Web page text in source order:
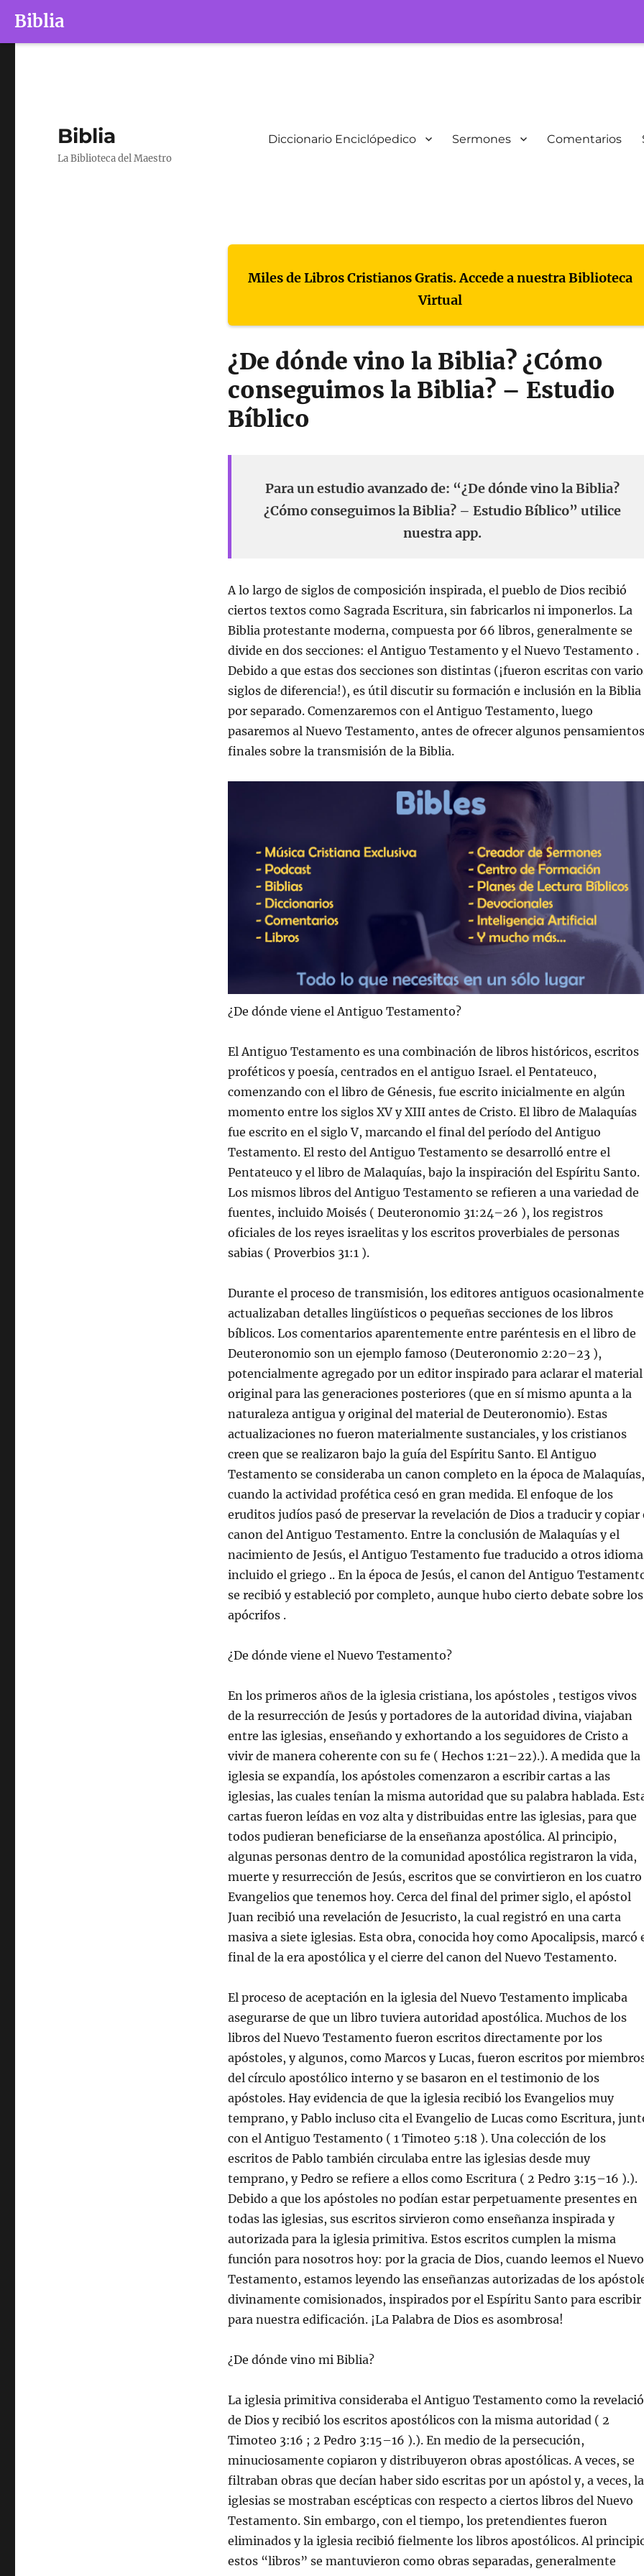
Biblia
Biblia
La Biblioteca del Maestro
Diccionario Enciclópedico Sermones Comentarios
Miles de Libros Cristianos Gratis. Accede a nuestra Biblioteca
Virtual
¿De dónde vino la Biblia? ¿Cómo
conseguimos la Biblia? – Estudio
Bíblico
Para un estudio avanzado de: “¿De dónde vino la Biblia?
¿Cómo conseguimos la Biblia? – Estudio Bíblico” utilice
nuestra app.
A lo largo de siglos de composición inspirada, el pueblo de Dios recibió
ciertos textos como Sagrada Escritura, sin fabricarlos ni imponerlos. La
Biblia protestante moderna, compuesta por 66 libros, generalmente se
divide en dos secciones: el Antiguo Testamento y el Nuevo Testamento .
Debido a que estas dos secciones son distintas (¡fueron escritas con
siglos de diferencia!), es útil discutir su formación e inclusión en la Biblia
por separado. Comenzaremos con el Antiguo Testamento, luego
pasaremos al Nuevo Testamento, antes de ofrecer algunos pensamientos
finales sobre la transmisión de la Biblia.
¿De dónde viene el Antiguo Testamento?
El Antiguo Testamento es una combinación de libros históricos, escritos
proféticos y poesía, centrados en el antiguo Israel. el Pentateuco,
comenzando con el libro de Génesis, fue escrito inicialmente en algún
momento entre los siglos XV y XIII antes de Cristo. El libro de Malaquías
fue escrito en el siglo V, marcando el final del período del Antiguo
Testamento. El resto del Antiguo Testamento se desarrolló entre el
Pentateuco y el libro de Malaquías, bajo la inspiración del Espíritu Santo.
Los mismos libros del Antiguo Testamento se refieren a una variedad de
fuentes, incluido Moisés ( Deuteronomio 31:24–26 ), los registros
oficiales de los reyes israelitas y los escritos proverbiales de personas
sabias ( Proverbios 31:1 ).
Durante el proceso de transmisión, los editores antiguos ocasionalmente
actualizaban detalles lingüísticos o pequeñas secciones de los libros
bíblicos. Los comentarios aparentemente entre paréntesis en el libro de
Deuteronomio son un ejemplo famoso (Deuteronomio 2:20–23 ),
potencialmente agregado por un editor inspirado para aclarar el material
original para las generaciones posteriores (que en sí mismo apunta a la
naturaleza antigua y original del material de Deuteronomio). Estas
actualizaciones no fueron materialmente sustanciales, y los cristianos
creen que se realizaron bajo la guía del Espíritu Santo. El Antiguo
Testamento se consideraba un canon completo en la época de Malaquías,
cuando la actividad profética cesó en gran medida. El enfoque de los
eruditos judíos pasó de preservar la revelación de Dios a traducir y copiar
canon del Antiguo Testamento. Entre la conclusión de Malaquías y el
nacimiento de Jesús, el Antiguo Testamento fue traducido a otros
incluido el griego .. En la época de Jesús, el canon del Antiguo
se recibió y estableció por completo, aunque hubo cierto debate sobre los
apócrifos .
¿De dónde viene el Nuevo Testamento?
En los primeros años de la iglesia cristiana, los apóstoles , testigos vivos
de la resurrección de Jesús y portadores de la autoridad divina, viajaban
entre las iglesias, enseñando y exhortando a los seguidores de Cristo a
vivir de manera coherente con su fe ( Hechos 1:21–22).). A medida que la
iglesia se expandía, los apóstoles comenzaron a escribir cartas a las
iglesias, las cuales tenían la misma autoridad que su palabra hablada.
cartas fueron leídas en voz alta y distribuidas entre las iglesias, para que
todos pudieran beneficiarse de la enseñanza apostólica. Al principio,
algunas personas dentro de la comunidad apostólica registraron la vida,
muerte y resurrección de Jesús, escritos que se convirtieron en los cuatro
Evangelios que tenemos hoy. Cerca del final del primer siglo, el apóstol
Juan recibió una revelación de Jesucristo, la cual registró en una carta
masiva a siete iglesias. Esta obra, conocida hoy como Apocalipsis, marcó
final de la era apostólica y el cierre del canon del Nuevo Testamento.
El proceso de aceptación en la iglesia del Nuevo Testamento implicaba
asegurarse de que un libro tuviera autoridad apostólica. Muchos de los
libros del Nuevo Testamento fueron escritos directamente por los
apóstoles, y algunos, como Marcos y Lucas, fueron escritos por
del círculo apostólico interno y se basaron en el testimonio de los
apóstoles. Hay evidencia de que la iglesia recibió los Evangelios muy
temprano, y Pablo incluso cita el Evangelio de Lucas como Escritura,
con el Antiguo Testamento ( 1 Timoteo 5:18 ). Una colección de los
escritos de Pablo también circulaba entre las iglesias desde muy
temprano, y Pedro se refiere a ellos como Escritura ( 2 Pedro 3:15–16 ).).
Debido a que los apóstoles no podían estar perpetuamente presentes en
todas las iglesias, sus escritos sirvieron como enseñanza inspirada y
autorizada para la iglesia primitiva. Estos escritos cumplen la misma
función para nosotros hoy: por la gracia de Dios, cuando leemos el Nuevo
Testamento, estamos leyendo las enseñanzas autorizadas de los
divinamente comisionados, inspirados por el Espíritu Santo para escribir
para nuestra edificación. ¡La Palabra de Dios es asombrosa!
¿De dónde vino mi Biblia?
La iglesia primitiva consideraba el Antiguo Testamento como la
de Dios y recibió los escritos apostólicos con la misma autoridad ( 2
Timoteo 3:16 ; 2 Pedro 3:15–16 ).). En medio de la persecución,
minuciosamente copiaron y distribuyeron obras apostólicas. A veces, se
filtraban obras que decían haber sido escritas por un apóstol y, a veces,
iglesias se mostraban escépticas con respecto a ciertos libros del Nuevo
Testamento. Sin embargo, con el tiempo, los pretendientes fueron
eliminados y la iglesia recibió fielmente los libros apostólicos. Al
estos “libros” se mantuvieron como obras separadas, generalmente